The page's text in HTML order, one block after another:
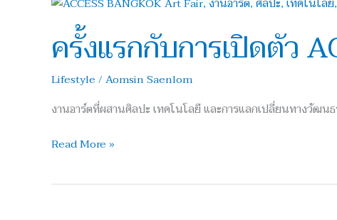
ครั้งแรกกับการเปิดตัว
Lifestyle/Aomsin Saenlom
งานอาร์ตที่ผสานศิลปะ เทคโนโลยี และการแลกเปลี่ยนทางวัฒ
กับ
การ
เปิด
ACCESS
BANGKOK
Read More »